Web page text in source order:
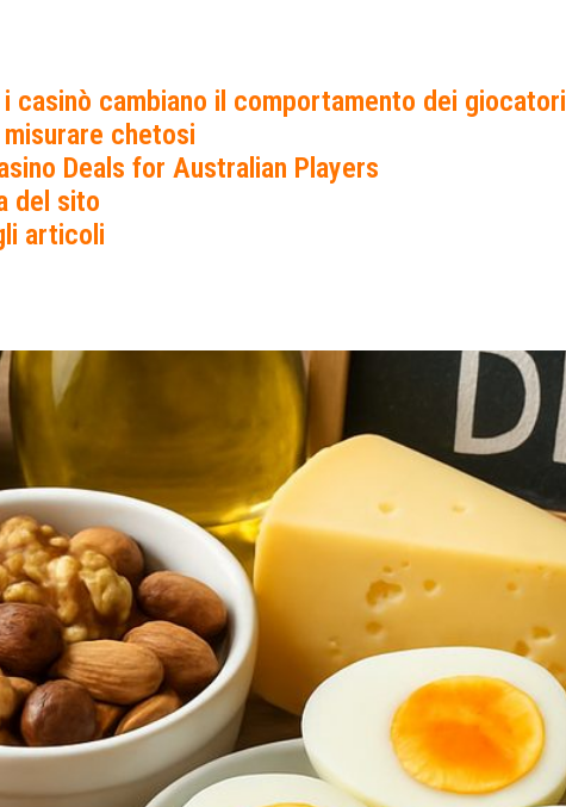
i casinò cambiano il comportamento dei giocatori
misurare chetosi
Deals for Australian Players
del sito
articoli